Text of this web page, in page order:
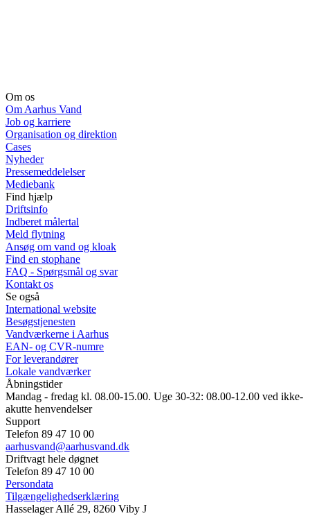
Om os
Om Aarhus Vand
Job og karriere
Organisation og direktion
Cases
Nyheder
Pressemeddelelser
Mediebank
Find hjælp
Driftsinfo
Indberet målertal
Meld flytning
Ansøg om vand og kloak
Find en stophane
FAQ - Spørgsmål og svar
Kontakt os
Se også
International website
Besøgstjenesten
Vandværkerne i Aarhus
EAN- og CVR-numre
For leverandører
Lokale vandværker
Åbningstider
Mandag - fredag kl. 08.00-15.00. Uge 30-32: 08.00-12.00 ved ikke-
akutte henvendelser
Support
Telefon 89 47 10 00
aarhusvand@aarhusvand.dk
Driftvagt hele døgnet
Telefon 89 47 10 00
Persondata
Tilgængelighedserklæring
Hasselager Allé 29, 8260 Viby J